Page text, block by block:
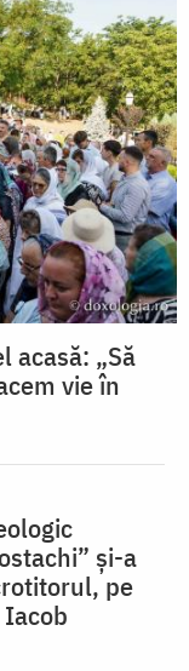
acasă: „Să
vie în
și-a
pe